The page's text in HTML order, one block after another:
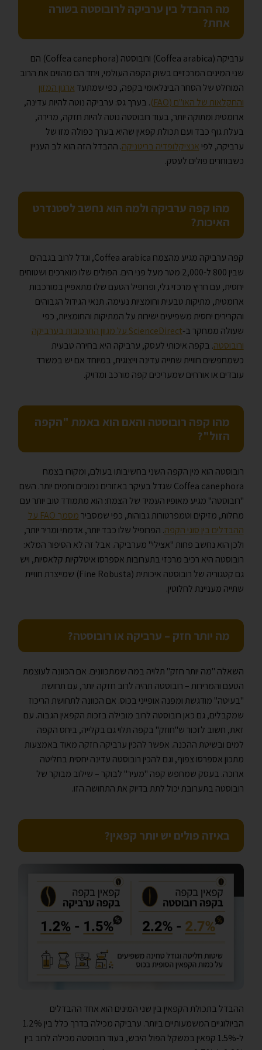
מה ההבדל בין ערביקה לרובוסטה בשורה
אחת?
ערביקה (Coffea arabica) ורובוסטה (Coffea canephora) הם
שני המינים המרכזיים בשוק הקפה העולמי, ויחד הם מהווים את הרוב
המוחלט של הסחר הבינלאומי בקפה, כפי שמתעד ארגון המזון
והחקלאות של האו"ם (FAO)
. בערך גס: ערביקה נוטה להיות עדינה,
ארומטית ומתוקה יותר, בעוד רובוסטה נוטה להיות חזקה, מרירה,
בעלת גוף כבד ועם תכולת קפאין שהיא בערך כפולה מזו של
ערביקה, לפי אנציקלופדיה בריטניקה. ההבדל הזה הוא לב העניין
כשבוחרים פולים לעסק.
מהו קפה ערביקה ולמה הוא נחשב לסטנדרט
האיכות?
קפה ערביקה מגיע מהצמח Coffea arabica, וגדל לרוב בגבהים
שבין 800 ל-2,000 מטר מעל פני הים. הפולים שלו מוארכים ושטוחים
יחסית, עם חריץ מרכזי גלי, ופרופיל הטעם שלו מתאפיין במורכבות
ארומטית, מתיקות טבעית וחומציות נעימה. תנאי הגידול הגבוהים
והקרירים יחסית משפיעים ישירות על המתיקות והחומציות, כפי
שעולה ממחקר ב-
ScienceDirect על מגוון התרכובות בערביקה
ורובוסטה. בקפה איכותי לעסק, ערביקה היא בחירה טבעית
כשמחפשים חוויית שתייה עדינה וייצוגית, במיוחד אם יש במשרד
עובדים או אורחים שמעריכים קפה מורכב ומדויק.
מהו קפה רובוסטה והאם הוא באמת "הקפה
הזול"?
רובוסטה הוא מין הקפה השני בחשיבותו בעולם, ומקורו בצמח
Coffea canephora שגדל בעיקר באזורים נמוכים וחמים יותר. השם
"רובוסטה" מגיע מאופיו העמיד של הצמח: הוא מתמודד טוב יותר עם
מחלות, מזיקים וטמפרטורות גבוהות, כפי שמסביר
מסמך FAO על
ההבדלים בין סוגי הקפה. הפרופיל שלו כבד יותר, אדמתי ומריר יותר,
ולכן הוא נחשב פחות "אצילי" מערביקה. אבל זה לא הסיפור המלא:
רובוסטה היא רכיב מרכזי בתערובות אספרסו איטלקיות קלאסיות, ויש
גם קטגוריה של רובוסטה איכותית (Fine Robusta) שמייצרת חוויית
שתייה מעניינת לחלוטין.
מה יותר חזק – ערביקה או רובוסטה?
השאלה "מה יותר חזק" תלויה במה שמתכוונים. אם הכוונה לעוצמת
הטעם והמרירות – רובוסטה תהיה לרוב חזקה יותר, עם תחושת
"בעיטה" מודגשת ומפנה אופייני בכוס. אם הכוונה לתחושת הריכוז
שמקבלים, גם כאן רובוסטה לרוב מובילה בזכות הקפאין הגבוה. עם
זאת, חשוב לזכור ש"חוזק" בקפה תלוי גם בקלייה, ביחס הקפה
למים ובשיטת ההכנה. אפשר להכין ערביקה חזקה מאוד באמצעות
מתכון אספרסו צפוף, וגם להכין רובוסטה עדינה יחסית בחליטה
ארוכה. בעסק שמחפש קפה "מעיר" לבוקר – שילוב מבוקר של
רובוסטה בתערובת יכול לתת בדיוק את התחושה הזו.
באיזה פולים יש יותר קפאין?
ההבדל בתכולת הקפאין בין שני המינים הוא אחד ההבדלים
הביולוגיים המשמעותיים ביותר. ערביקה מכילה בדרך כלל בין 1.2%
ל-1.5% קפאין במשקל הפול היבש, בעוד רובוסטה מכילה לרוב בין